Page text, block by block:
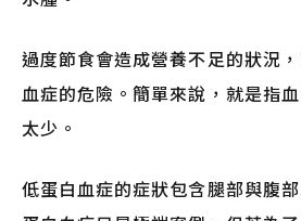
過度節食會造成營養不足的狀況
血症的危險。簡單來說，就是指
太少。
低蛋白血症的症狀包含腿部與腹